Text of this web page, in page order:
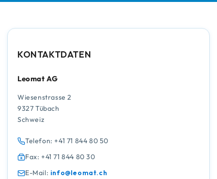
KONTAKTDATEN
Leomat AG
Wiesenstrasse 2
9327 Tübach
Schweiz
Telefon: +41 71 844 80 50
Fax: +41 71 844 80 30
E-Mail: info@leomat.ch